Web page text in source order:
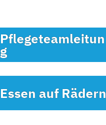
Pflegeteamleitun
g
Essen auf Rädern